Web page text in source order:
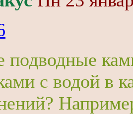
подводные
с водой в